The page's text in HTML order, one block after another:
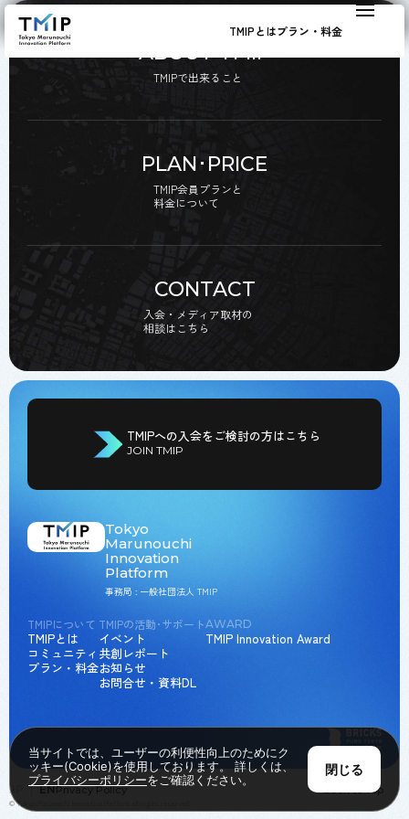
TMIPとはプラン・料金
ABOUT TMIP
TMIPで出来ること
PLAN･PRICE
TMIP会員プランと
料金について
CONTACT
入会・メディア取材の
相談はこちら
TMIPへの入会をご検討の方はこちら
JOIN TMIP
Tokyo
Marunouchi
Innovation
Platform
事務局 : 一般社団法人 TMIP
TMIPについて
TMIPとは
コミュニティ
プラン・料金
TMIPの活動･サポート
イベント
共創レポート
お知らせ
お問合せ・資料DL
AWARD
TMIP Innovation Award
JP ENPrivacy Policy
© Tokyo Marunouchi Innovation Platform all rights reserved.
Back to Top
当サイトでは、ユーザーの利便性向上のためにク
ッキー(Cookie)を使用しております。 詳しくは、
プライバシーポリシーをご確認ください。
閉じる